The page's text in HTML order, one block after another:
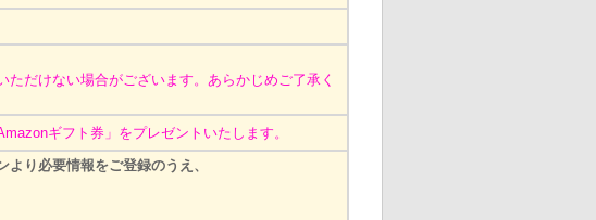
だけない場合がございます。あらかじめご了承く
ギフト券」をプレゼントいたします。
り必要情報をご登録のうえ、